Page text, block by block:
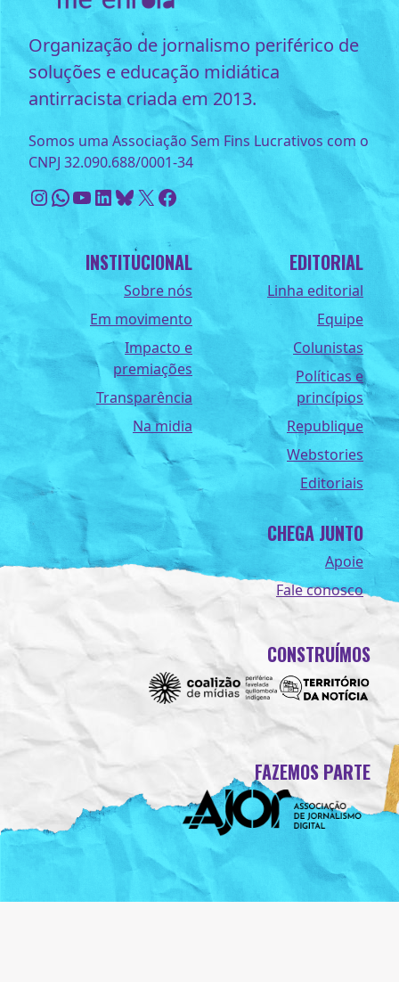
Organização de jornalismo periférico de
soluções e educação midiática
antirracista criada em 2013.
Somos uma Associação Sem Fins Lucrativos com o
CNPJ 32.090.688/0001-34
Instagram
WhatsApp
Youtube
LinkedIn
Bluesky
X Facebook
INSTITUCIONAL
Sobre nós
Em movimento
Impacto e
premiações
Transparência
Na midia
EDITORIAL
Linha editorial
Equipe
Colunistas
Políticas e
princípios
Republique
Webstories
Editoriais
CHEGA JUNTO
Apoie
Fale conosco
CONSTRUÍMOS
FAZEMOS PARTE